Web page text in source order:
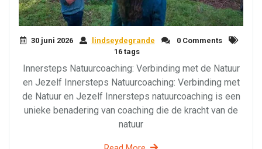
30 juni 2026 lindseydegrande
0 Comments
16 tags
Innersteps Natuurcoaching: Verbinding met de Natuur
en Jezelf Innersteps Natuurcoaching: Verbinding met
de Natuur en Jezelf Innersteps natuurcoaching is een
unieke benadering van coaching die de kracht van de
natuur